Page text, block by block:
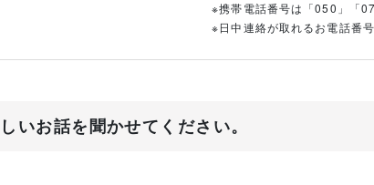
※携帯電話番号は「050」「
※日中連絡が取れるお電話番
いお話を聞かせてください。